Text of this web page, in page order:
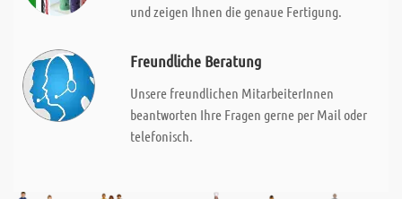
und zeigen Ihnen die genaue Fertigung.
Freundliche Beratung
Unsere freundlichen MitarbeiterInnen
beantworten Ihre Fragen gerne per Mail oder
telefonisch.